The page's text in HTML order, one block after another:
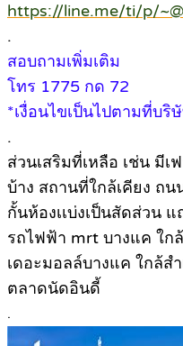
https://line.me/ti/p/
.
สอบถามเพิ่มเติม
โทร 1775 กด 72
*เงื่อนไขเป็นไปตามที่บริ
.
ส่วนเสริมที่เหลือ เช่น มีเ
บ้าง สถานที่ใกล้เคียง ถ
กั้นห้องเเบ่งเป็นสัดส่วน
รถไฟฟ้า mrt บางแค ใก
เดอะมอลล์บางแค ใกล้ส
ตลาดนัดอินดี้
.